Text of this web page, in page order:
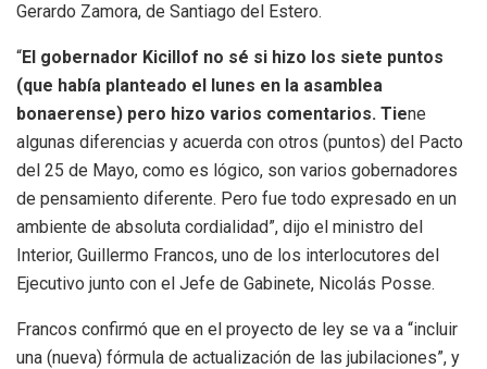
Gerardo Zamora, de Santiago del Estero.
“El gobernador Kicillof no sé si hizo los siete puntos
(que había planteado el lunes en la asamblea
bonaerense) pero hizo varios comentarios. Tiene
algunas diferencias y acuerda con otros (puntos) del Pacto
del 25 de Mayo, como es lógico, son varios gobernadores
de pensamiento diferente. Pero fue todo expresado en un
ambiente de absoluta cordialidad”, dijo el ministro del
Interior, Guillermo Francos, uno de los interlocutores del
Ejecutivo junto con el Jefe de Gabinete, Nicolás Posse.
Francos confirmó que en el proyecto de ley se va a “incluir
una (nueva) fórmula de actualización de las jubilaciones”, y